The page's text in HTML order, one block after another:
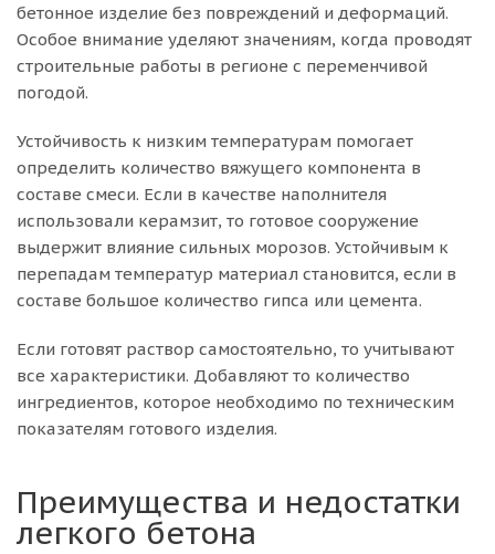
бетонное изделие без повреждений и деформаций.
Особое внимание уделяют значениям, когда проводят
строительные работы в регионе с переменчивой
погодой.
Устойчивость к низким температурам помогает
определить количество вяжущего компонента в
составе смеси. Если в качестве наполнителя
использовали керамзит, то готовое сооружение
выдержит влияние сильных морозов. Устойчивым к
перепадам температур материал становится, если в
составе большое количество гипса или цемента.
Если готовят раствор самостоятельно, то учитывают
все характеристики. Добавляют то количество
ингредиентов, которое необходимо по техническим
показателям готового изделия.
Преимущества и недостатки
легкого бетона